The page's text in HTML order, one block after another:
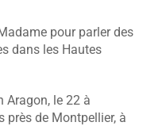
pour parler des
dans les Hautes
Aragon, le 22 à
près de Montpellier, à